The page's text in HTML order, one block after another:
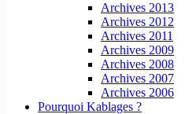
Archives 2013
Archives 2012
Archives 2011
Archives 2009
Archives 2008
Archives 2007
Archives 2006
Pourquoi Kablages ?